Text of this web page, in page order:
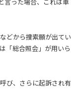
言った場合、これは車
どから捜索願が出てい
「総合照会」が用いら
び、さらに起訴され有